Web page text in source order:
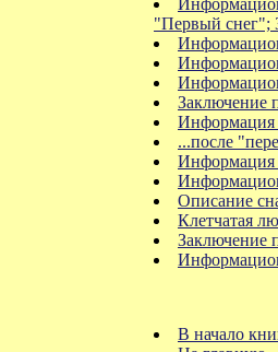
"Первый снег";
Заключение
Информация
...после
Информация
Описание
Клетчатая
Заключение
В начало